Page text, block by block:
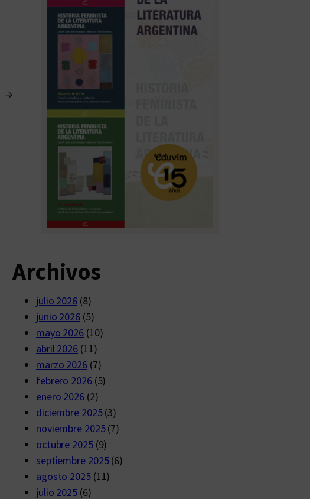
→
Archivos
julio 2026(8)
junio 2026(5)
mayo 2026 (10)
abril 2026(11)
marzo 2026(7)
febrero 2026(5)
enero 2026(2)
diciembre 2025(3)
noviembre 2025(7)
octubre 2025(9)
septiembre 2025(6)
agosto 2025(11)
julio 2025(6)